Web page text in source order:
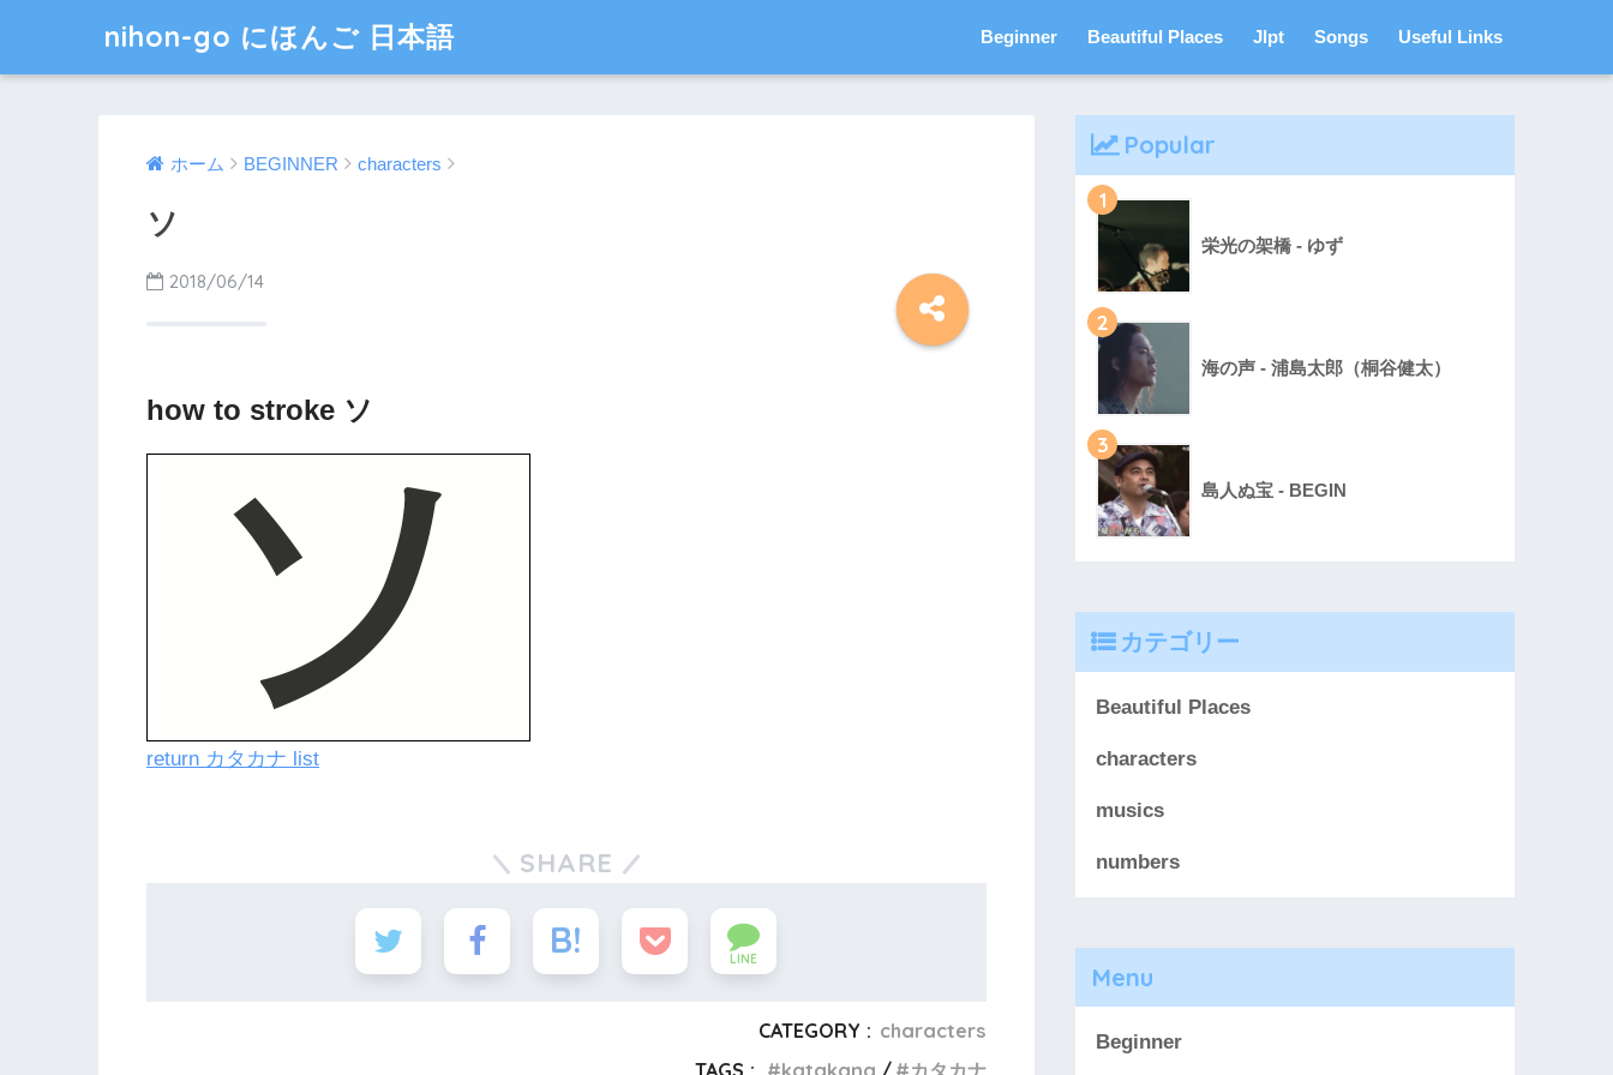
nihon-go にほんご 日本語 Beginner Beautiful Places Jlpt Songs Useful Links
ホーム BEGINNER characters
ソ
2018/06/14
how to stroke ソ
return カタカナ list
SHARE
LINE
CATEGORY : characters
TAGS :
katakana カタカナ
Popular
1
栄光の架橋 - ゆず
2
海の声 - 浦島太郎（桐谷健太）
3
島人ぬ宝 - BEGIN
カテゴリー
Beautiful Places
characters
musics
numbers
Menu
Beginner